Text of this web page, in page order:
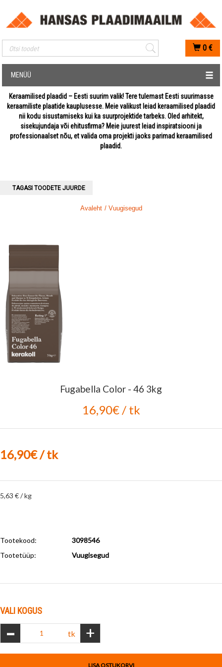
Mobiilis otsimise sisestus
0 €
MENÜÜ
Keraamilised plaadid – Eesti suurim valik! Tere tulemast Eesti suurimasse
keraamiliste plaatide kauplusesse. Meie valikust leiad keraamilised plaadid
nii kodu sisustamiseks kui ka suurprojektide tarbeks. Oled arhitekt,
sisekujundaja või ehitusfirma? Meie juurest leiad inspiratsiooni ja
professionaalset nõu, et valida oma projekti jaoks parimad keraamilised
plaadid.
TAGASI TOODETE JUURDE
Avaleht / Vuugisegud
Fugabella Color - 46 3kg
16,90€ / tk
16,90€ / tk
5,63 € / kg
Tootekood:
3098546
Tootetüüp:
Vuugisegud
VALI KOGUS
- tk +
LISA OSTUKORVI